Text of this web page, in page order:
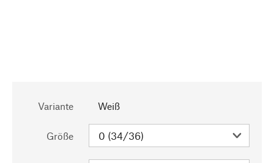
Variante Weiß
Größe